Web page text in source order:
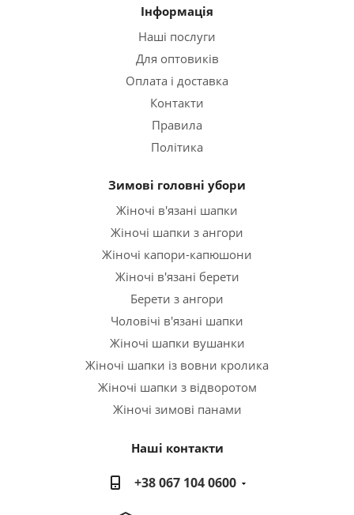
Інформація
Наші послуги
Для оптовиків
Оплата і доставка
Контакти
Правила
Політика
Зимові головні убори
Жіночі в'язані шапки
Жіночі шапки з ангори
Жіночі капори-капюшони
Жіночі в'язані берети
Берети з ангори
Чоловічі в'язані шапки
Жіночі шапки вушанки
Жіночі шапки із вовни кролика
Жіночі шапки з відворотом
Жіночі зимові панами
Наші контакти
+38 067 104 0600